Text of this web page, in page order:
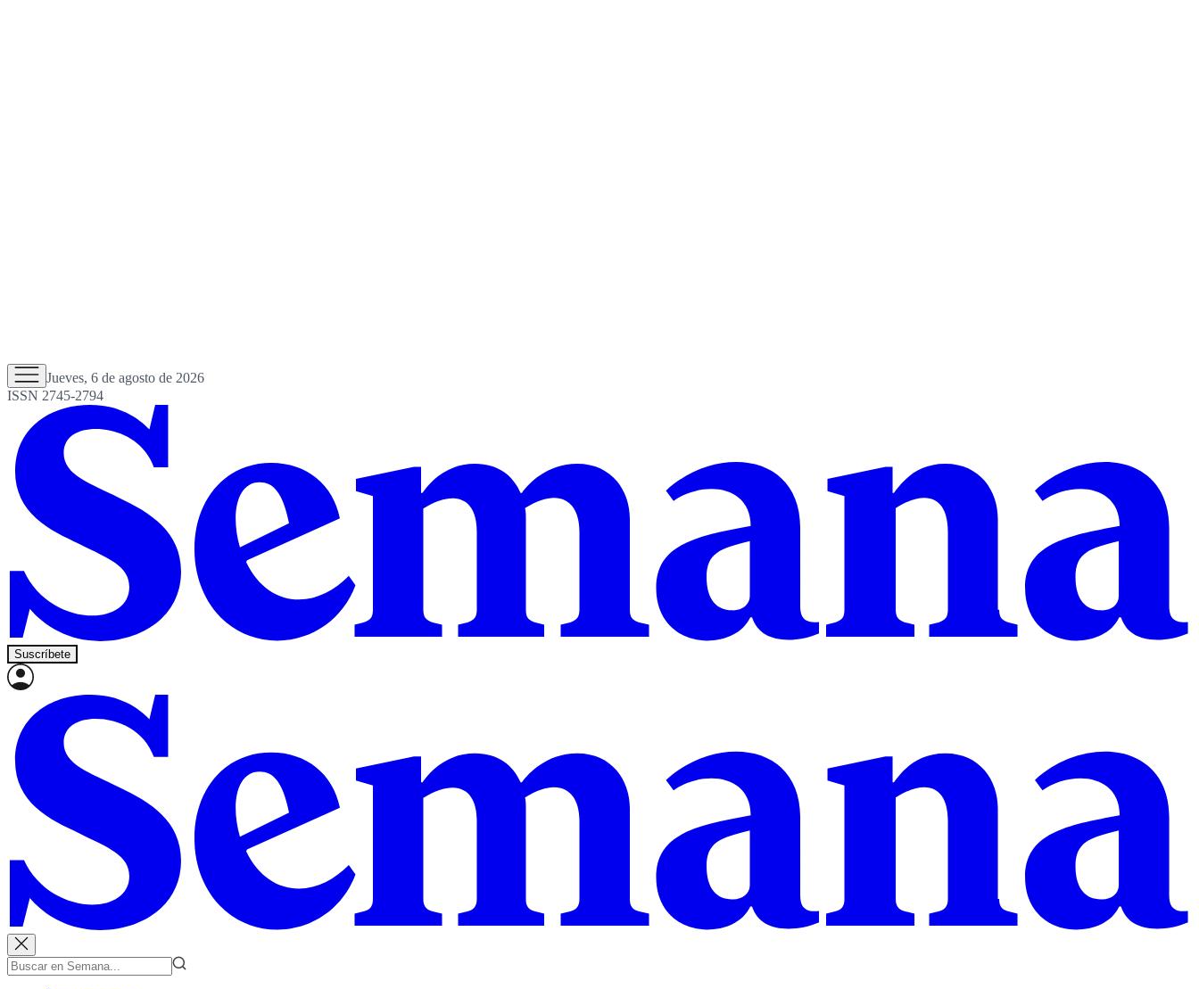
Jueves, 6 de agosto de 2026
ISSN 2745-2794
Suscríbete